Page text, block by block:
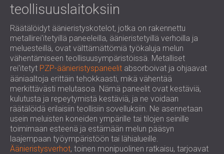
teollisuuslaitoksiin
Räätälöidyt äänieristyskotelot, jotka on rakennettu
metallirei'itetyillä paneeleilla, äänieristetyillä verhoilla ja
meluesteillä, ovat välttämättömiä työkaluja melun
vähentämiseen teollisuusympäristöissä. Metalliset
rei'itetyt PZP-äänieristyspaneelit absorboivat ja ohjaavat
ääniaaltoja erittäin tehokkaasti, mikä vähentää
merkittävästi melutasoa. Nämä paneelit ovat kestäviä,
kulutusta ja repeytymistä kestäviä, ja ne voidaan
räätälöidä erilaisiin teollisiin sovelluksiin. Ne asennetaan
usein meluisten koneiden ympärille tai tilojen seinille
toimimaan esteenä ja estämään melun pääsyn
laajempaan työympäristöön tai lähialueille.
Äänieristysverhot, toinen monipuolinen ratkaisu, tarjoavat